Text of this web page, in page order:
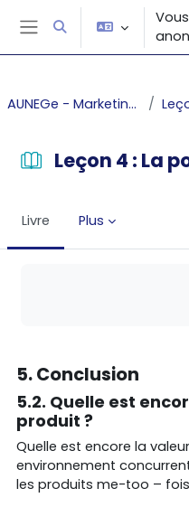
Passer au contenu principal
Panneau latéral
Activer/désactiver la
AUNEGe - Marketing fondamental
Leçon 4 : La
Livre Plus
5. Conclusion
5.2. Quelle est
produit ?
Quelle est encore la
environnement
les produits me-too –